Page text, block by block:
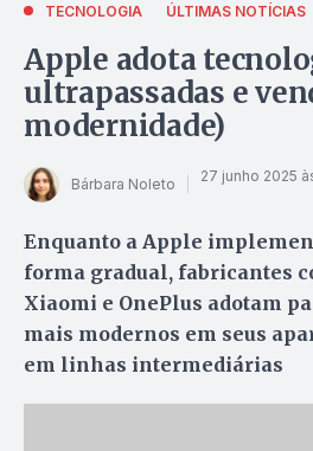
TECNOLOGIA ÚLTIMAS NOTÍCIAS
Apple adota
ultrapassadas e
modernidade)
Bárbara Noleto 27 junho 2025
Enquanto a Apple
forma gradual, fabricantes
Xiaomi e OnePlus adotam
mais modernos em seus
em linhas intermediárias